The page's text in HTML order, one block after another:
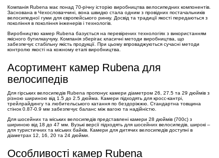
Компанія Rubena має понад 70-річну історію виробництва велосипедних компонентів.
Заснована в Чехословаччині, вона швидко стала одним з провідних постачальників
велосипедної гуми для європейського ринку. Досвід та традиції якості передаються з
покоління в покоління інженерів і технологів.
Виробництво камер Rubena базується на перевірених технологіях з використанням
якісного бутилкаучуку. Компанія зберігає класичні методи виробництва, що
забезпечує стабільну якість продукції. При цьому впроваджуються сучасні методи
контролю якості на кожному етапі виробництва.
Асортимент камер Rubena для
велосипедів
Для гірських велосипедів Rubena пропонує камери діаметром 26, 27.5 та 29 дюймів з
різною шириною від 1.5 до 2.5 дюйма. Камери підходять для кросс-кантрі,
трейлрайдингу та любительського катання по бездоріжжю. Стандартна товщина
стінок 0.87-0.9 мм забезпечує баланс між вагою та надійністю.
Для шосейних та міських велосипедів представлені камери 28 дюймів (700c) з
шириною від 18 до 47 мм. Вузькі версії підходять для шосейних велосипедів, широкі –
для туристичних та міських байків. Камери для дитячих велосипедів доступні в
діаметрах 12, 16, 20 та 24 дюйми.
Особливості камер Rubena